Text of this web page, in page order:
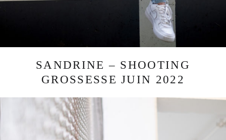
SANDRINE – SHOOTING
GROSSESSE JUIN 2022